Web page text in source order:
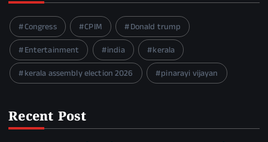
Congress CPIM
Donald trump
Entertainment
india
kerala
kerala assembly election 2026
pinarayi vijayan
Recent Post